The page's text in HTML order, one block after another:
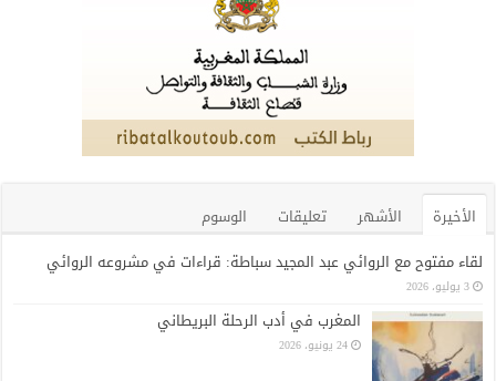
الأخيرة الأشهر تعليقات
الوسوم
لقاء مفتوح مع الروائي عبد المجيد سباطة: قراءات في مشروعه الروائي
3 يوليو، 2026
المغرب في أدب الرحلة البريطاني
24 يونيو، 2026